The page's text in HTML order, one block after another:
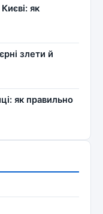
як
злети й
як правильно